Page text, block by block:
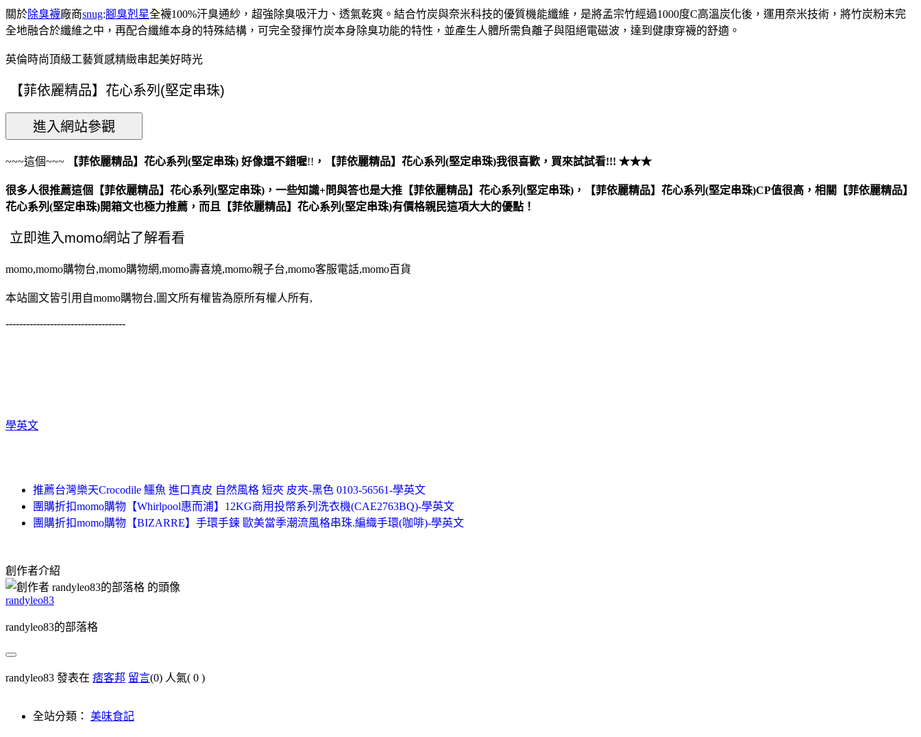
關於除臭襪廠商snug:腳臭剋星全襪100%汗臭通紗，超強除臭吸汗力、透氣乾爽。結合竹炭與奈米科技的優質機能纖維，是將孟宗竹經過1000度C高溫炭化後，運用奈米技術，將竹炭粉末完
全地融合於纖維之中，再配合纖維本身的特殊結構，可完全發揮竹炭本身除臭功能的特性，並產生人體所需負離子與阻絕電磁波，達到健康穿襪的舒適。
英倫時尚頂級工藝質感精緻串起美好時光
~~~這個~~~ 【菲依麗精品】花心系列(堅定串珠) 好像還不錯喔!! ， 【菲依麗精品】花心系列(堅定串珠)我很喜歡，買來試試看!!! ★★★
很多人很推薦這個【菲依麗精品】花心系列(堅定串珠)，一些知識+問與答也是大推【菲依麗精品】花心系列(堅定串珠)，【菲依麗精品】花心系列(堅定串珠)CP值很高，相關【菲依麗精品】
花心系列(堅定串珠)開箱文也極力推薦，而且【菲依麗精品】花心系列(堅定串珠)有價格親民這項大大的優點！
momo,momo購物台,momo購物網,momo壽喜燒,momo親子台,momo客服電話,momo百貨
本站圖文皆引用自momo購物台,圖文所有權皆為原所有權人所有,
-----------------------------------
學英文
推薦台灣樂天Crocodile 鱷魚 進口真皮 自然風格 短夾 皮夾-黑色 0103-56561-學英文
團購折扣momo購物【Whirlpool惠而浦】12KG商用投幣系列洗衣機(CAE2763BQ)-學英文
團購折扣momo購物【BIZARRE】手環手鍊 歐美當季潮流風格串珠.編織手環(咖啡)-學英文
創作者介紹
randyleo83
randyleo83的部落格
randyleo83 發表在 痞客邦 留言(0) 人氣( 0 )
全站分類： 美味食記